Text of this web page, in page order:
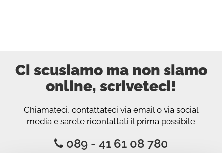
Ci scusiamo ma non siamo
online, scriveteci!
Chiamateci, contattateci via email o via social
media e sarete ricontattati il prima possibile
089 - 41 61 08 780